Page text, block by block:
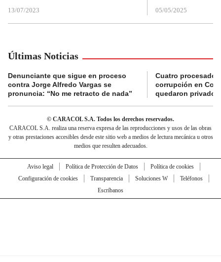
13/07/2023 05/05/2025
Últimas Noticias
Denunciante que sigue en proceso
contra Jorge Alfredo Vargas se
pronuncia: “No me retracto de nada”
Cuatro
corrupción en
quedaron
© CARACOL S.A. Todos los derechos reservados.
CARACOL S.A. realiza una reserva expresa de las reproducciones y usos de las obras
y otras prestaciones accesibles desde este sitio web a medios de lectura mecánica u otros
medios que resulten adecuados.
Aviso legal Política de Protección de Datos
Política de cookies
Configuración de cookies
Transparencia Soluciones W
Teléfonos
Escríbanos